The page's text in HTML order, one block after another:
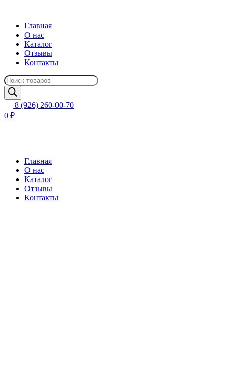
Главная
О нас
Каталог
Отзывы
Контакты
Поиск
товаров
8 (926) 260-00-70
0 ₽
Главная
О нас
Каталог
Отзывы
Контакты